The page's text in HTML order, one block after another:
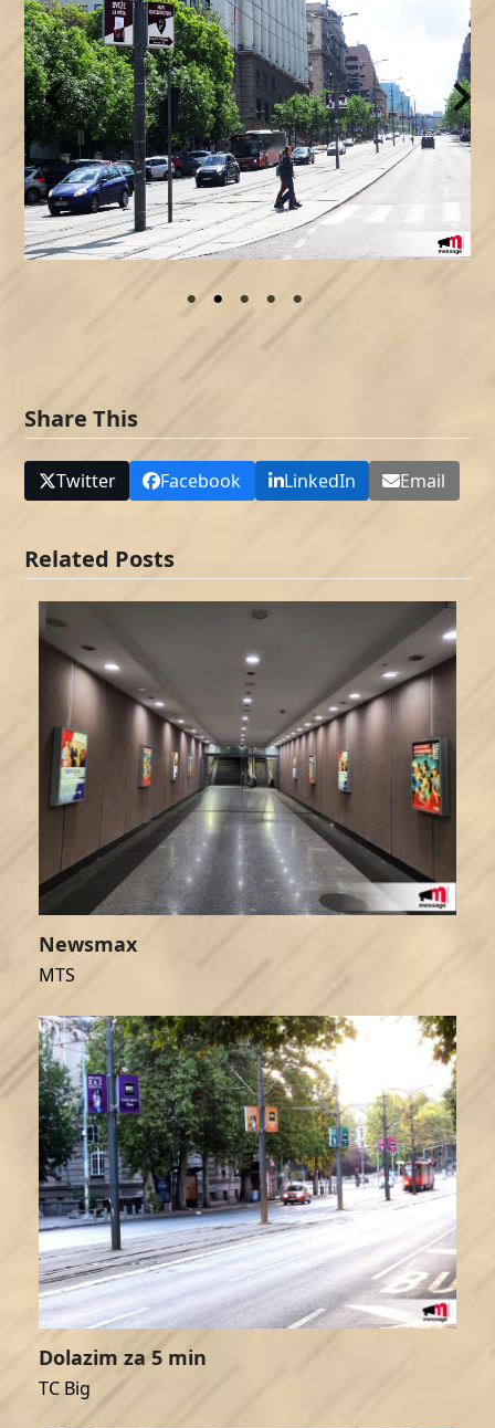
Share This
Twitter Facebook LinkedIn Email
Related Posts
Newsmax
MTS
Dolazim za 5 min
TC Big